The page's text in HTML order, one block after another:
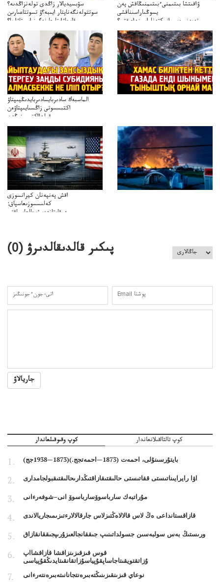
سۋبسيديالار زاڭدى تولەنزاڭدىە؟
سوتتولەنگەناپتار ايىبە؟ۋ تسوتتاعىارىن
قايجاۋاپتارعا نەگىز ايىپتاۋا ما؟
تۇجىرىمدارىنقايتاقاراۋعانەگىزبولاالاما؟
ۋاقىتشا بىتىمنىءبىتىمنىڭاقش پەن
يسوڭىاراسىناقشى
تەپەنىرەسيرانىكتەناراسىنداعىقتى؟
تەكەتىرەسنەلىكتەنقايتاۋشىقتى؟
الماسبەك سادىربايسادىربايدىڭيىپتاۋ
اكتىسسوتى زاڭسىايىپتاۋەن
قولدااكتىسىنىڭەن
ميلليونزاڭسىزدىعىمەنقولدانوسىرىلگەنميلليوندار
اقش پەنپەنان كيرانسوزى
كەلىسسوزىعاسپاق:
دوقايتازدەسۋىجالعاسپاقتى
پىكىر قالدىقالدىرۋ (0
)
جاريالاۋ
كوپ وقىوقىلعاندار كوپ تالتالقىلانعاندار
بايتۇرسىنۇلى، احمەت (1873—احمەتجج.)(1873—1938جج)
اۋا رايرايىناتىستى ققاتىستى حالىقتىقازاقتىڭدارىحالىقتىقبولجامدارى
مۇراتبەك سارباسوۆسارباسوۆ انى–شوفەرءانى
قازاقستانداعى ەڭ لاس قالالاەڭتىزلاس جارقالالارءتىزىمىجاريالاندى
ورىستىڭ بەس سولبەسىن جسولداتىنىپ جىققانجالعىزۇرىپجىققانقازاق
قوس قىزقىزىنزاقشا قازاقشااپ
ۇزاتقتويقىتاجاساپقۇپياسۇزاتقانقىتايدىڭقۇپياسى
نوعاي قىزىنقىزىنىڭتەبىرەنتجانانىتەبىرەنتەرءانى